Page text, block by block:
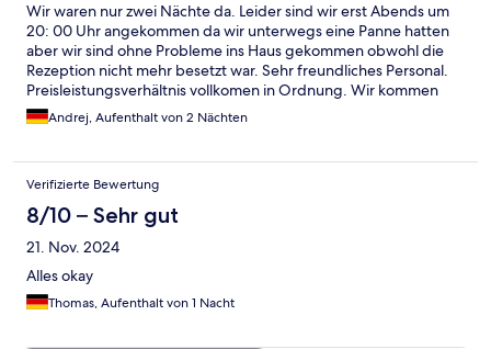
Wir waren nur zwei Nächte da. Leider sind wir erst Abends um
20: 00 Uhr angekommen da wir unterwegs eine Panne hatten
aber wir sind ohne Probleme ins Haus gekommen obwohl die
Rezeption nicht mehr besetzt war. Sehr freundliches Personal.
Preisleistungsverhältnis vollkomen in Ordnung. Wir kommen
gerne wieder.
Andrej, Aufenthalt von 2 Nächten
Verifizierte Bewertung
8/10 – Sehr gut
21. Nov. 2024
Alles okay
Thomas, Aufenthalt von 1 Nacht